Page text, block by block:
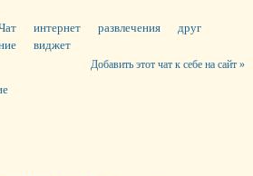
интернет развлечения
друг
виджет
Добавить этот чат к себе на сайт »